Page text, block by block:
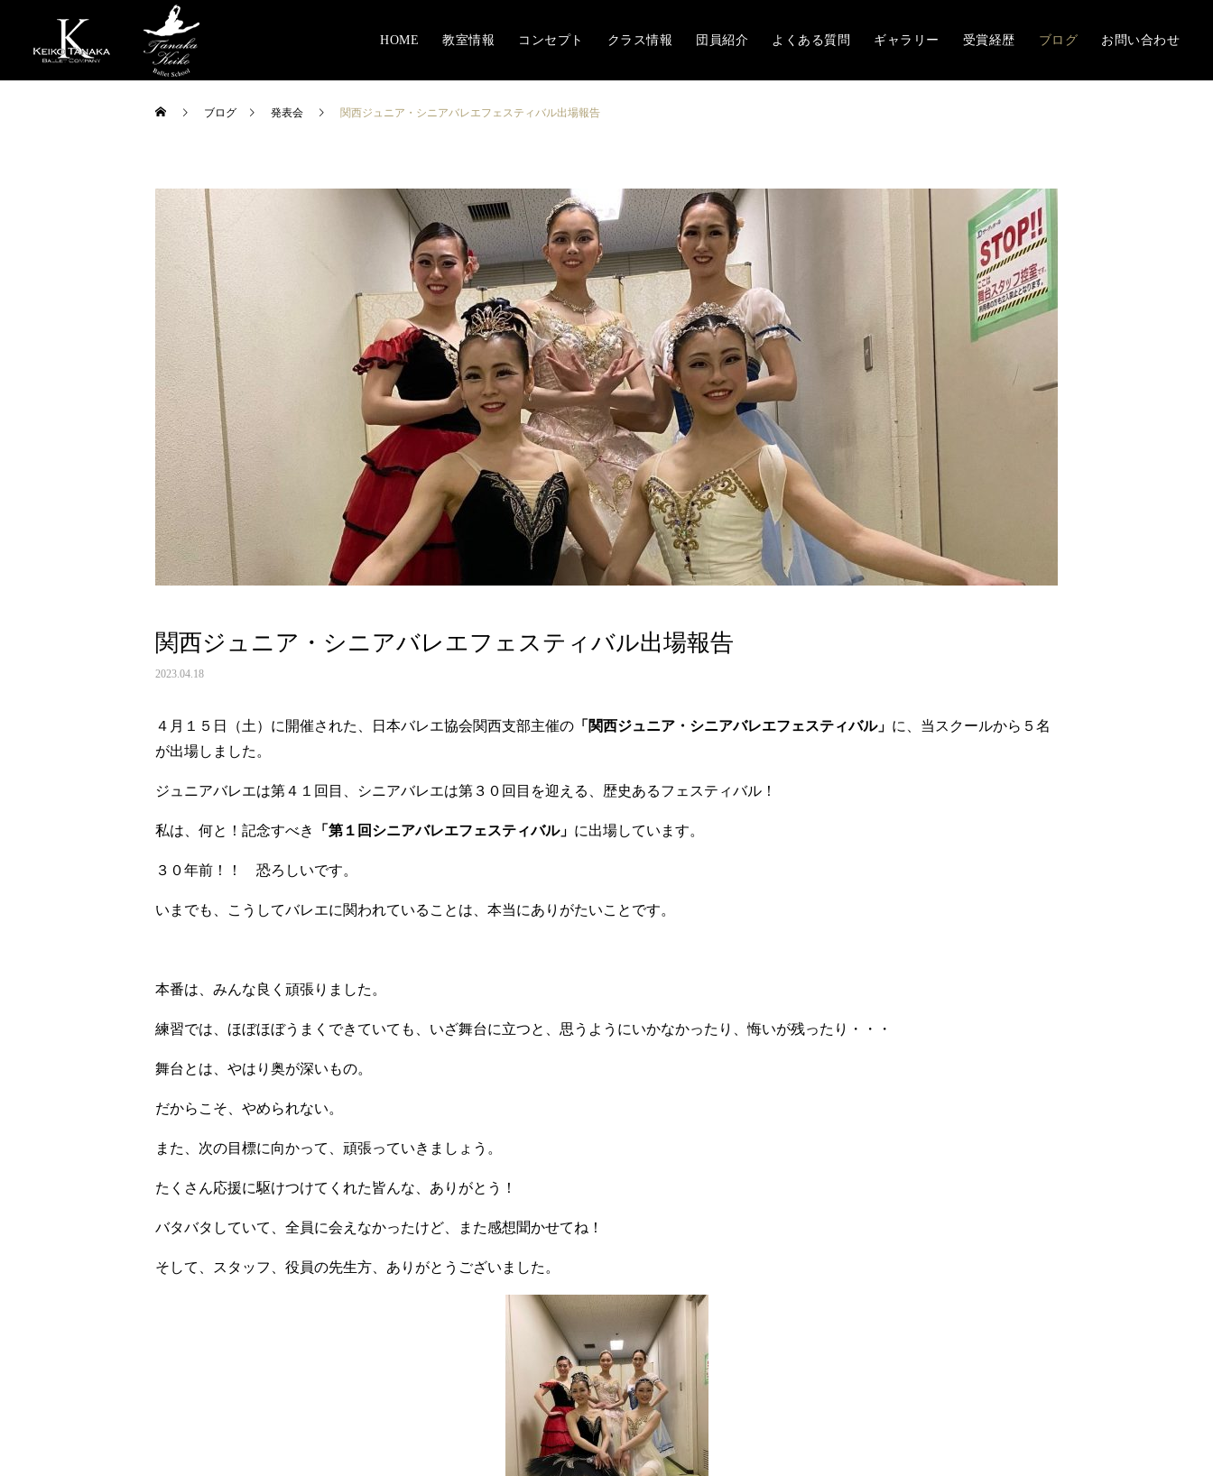
HOME 教室情報 コンセプト クラス情報 団員紹介 よくある質問 ギャラリー 受賞経歴 ブログ お問い合わせ
ブログ 発表会 関西ジュニア・シニアバレエフェスティバル出場報告
関西ジュニア・シニアバレエフェスティバル出場報告
2023.04.18
４月１５日（土）に開催された、日本バレエ協会関西支部主催の 「関西ジュニア・シニアバレエフェスティバル」 に、当スクールから５名
が出場しました。
ジュニアバレエは第４１回目、シニアバレエは第３０回目を迎える、歴史あるフェスティバル！
私は、何と！記念すべき 「第１回シニアバレエフェスティバル」 に出場しています。
３０年前！！ 恐ろしいです。
いまでも、こうしてバレエに関われていることは、本当にありがたいことです。
本番は、みんな良く頑張りました。
練習では、ほぼほぼうまくできていても、いざ舞台に立つと、思うようにいかなかったり、悔いが残ったり・・・
舞台とは、やはり奥が深いもの。
だからこそ、やめられない。
また、次の目標に向かって、頑張っていきましょう。
たくさん応援に駆けつけてくれた皆んな、ありがとう！
バタバタしていて、全員に会えなかったけど、また感想聞かせてね！
そして、スタッフ、役員の先生方、ありがとうございました。